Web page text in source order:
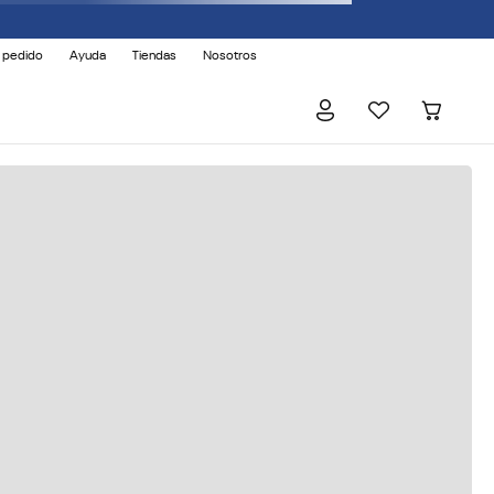
pedido Ayuda Tiendas Nosotros